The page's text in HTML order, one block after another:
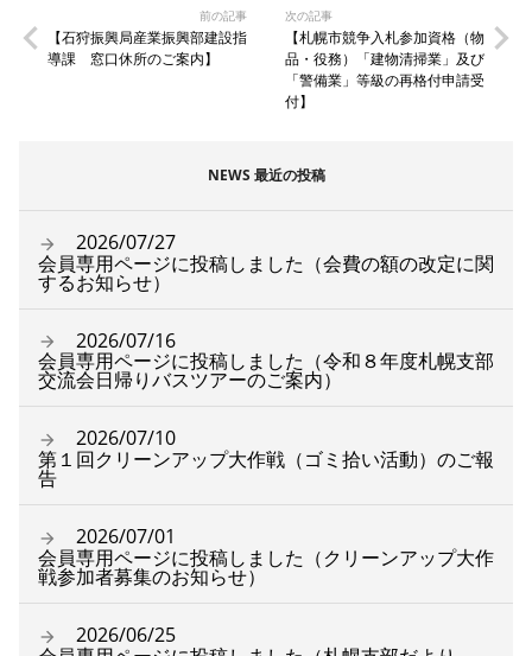
前の記事
【石狩振興局産業振興部建設指
導課 窓口休所のご案内】
次の記事
【札幌市競争入札参加資格（物
品・役務）「建物清掃業」及び
「警備業」等級の再格付申請受
付】
NEWS 最近の投稿
2026/07/27
会員専用ページに投稿しました（会費の額の改定に関
するお知らせ）
2026/07/16
会員専用ページに投稿しました（令和８年度札幌支部
交流会日帰りバスツアーのご案内）
2026/07/10
第１回クリーンアップ大作戦（ゴミ拾い活動）のご報
告
2026/07/01
会員専用ページに投稿しました（クリーンアップ大作
戦参加者募集のお知らせ）
2026/06/25